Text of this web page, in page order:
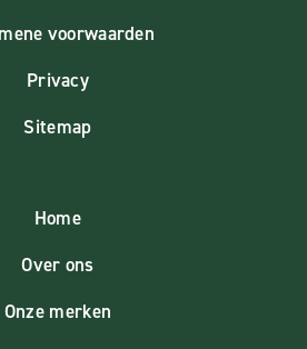
voorwaarden
Privacy
Sitemap
Home
Over ons
Onze merken